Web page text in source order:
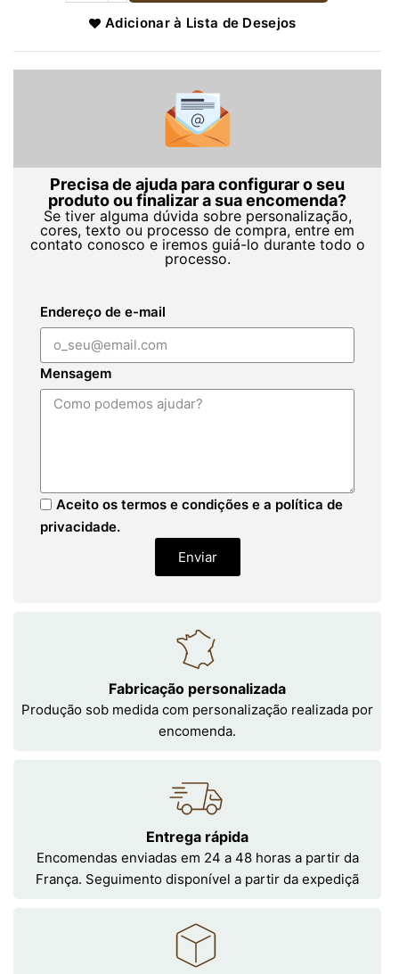
Adicionar à Lista de Desejos
Precisa de ajuda para configurar o seu
produto ou finalizar a sua encomenda?
Se tiver alguma dúvida sobre personalização,
cores, texto ou processo de compra, entre em
contato conosco e iremos guiá-lo durante todo o
processo.
Endereço de e-mail
Mensagem
Aceito os termos e condições e a política de
privacidade.
Enviar
Fabricação personalizada
Produção sob medida com personalização realizada por
encomenda.
Entrega rápida
Encomendas enviadas em 24 a 48 horas a partir da
França. Seguimento disponível a partir da expediçã